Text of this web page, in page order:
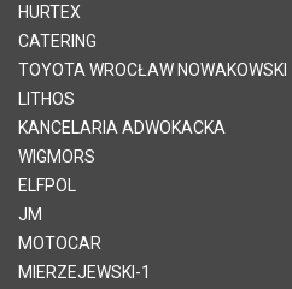
HURTEX
CATERING
TOYOTA WROCŁAW NOWAKOWSKI
LITHOS
KANCELARIA ADWOKACKA
WIGMORS
ELFPOL
JM
MOTOCAR
MIERZEJEWSKI-1